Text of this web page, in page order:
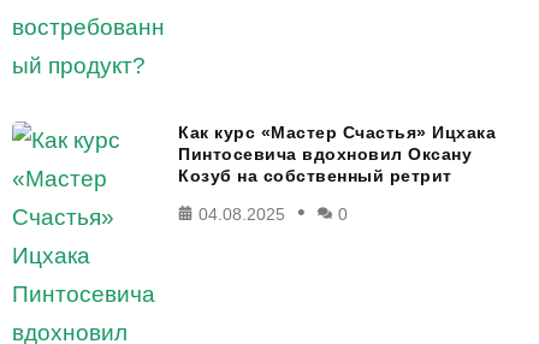
Как курс «Мастер Счастья» Ицхака
Пинтосевича вдохновил Оксану
Козуб на собственный ретрит
04.08.2025
0